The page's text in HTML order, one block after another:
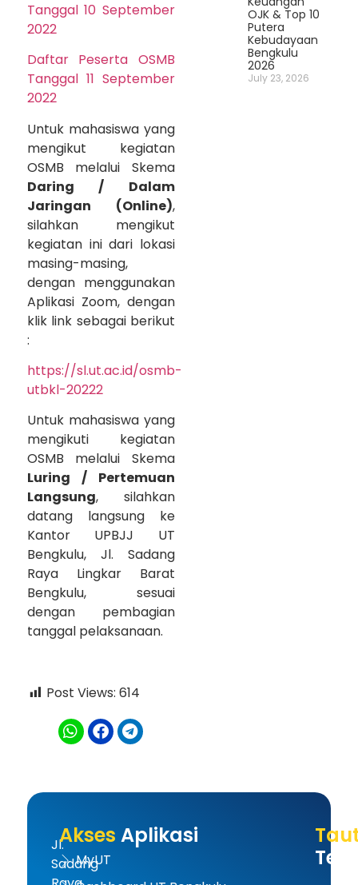
Tanggal 10 September
2022
Daftar Peserta OSMB
Tanggal 11 September
2022
Untuk mahasiswa yang
mengikut kegiatan
OSMB melalui Skema
Daring / Dalam
Jaringan (Online),
silahkan mengikut
kegiatan ini dari lokasi
masing-masing,
dengan menggunakan
Aplikasi Zoom, dengan
klik link sebagai berikut
:
https://sl.ut.ac.id/osmb-
utbkl-20222
Untuk mahasiswa yang
mengikuti kegiatan
OSMB melalui Skema
Luring / Pertemuan
Langsung, silahkan
datang langsung ke
Kantor UPBJJ UT
Bengkulu, Jl. Sadang
Raya Lingkar Barat
Bengkulu, sesuai
dengan pembagian
tanggal pelaksanaan.
Post Views: 614
OJK & Top 10
Putera
Kebudayaan
Bengkulu
2026
July 23, 2026
Jl.
Sadang
Akses Aplikasi
MyUT